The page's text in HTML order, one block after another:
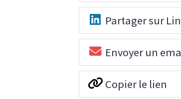
Partager sur
Envoyer un
Copier le lien